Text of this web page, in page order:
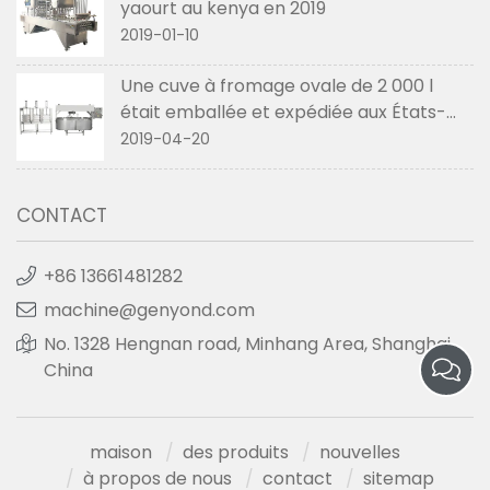
yaourt au kenya en 2019
2019-01-10
Une cuve à fromage ovale de 2 000 l
était emballée et expédiée aux États-
Unis en avril 2019
2019-04-20
CONTACT
+86 13661481282
machine@genyond.com
No. 1328 Hengnan road, Minhang Area, Shanghai,
China
maison des produits
nouvelles
à propos de nous
contact sitemap